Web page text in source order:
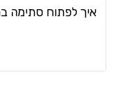
איך לפתוח סתימה